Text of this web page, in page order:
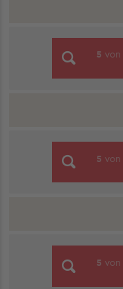
5 von
5 von
5 von